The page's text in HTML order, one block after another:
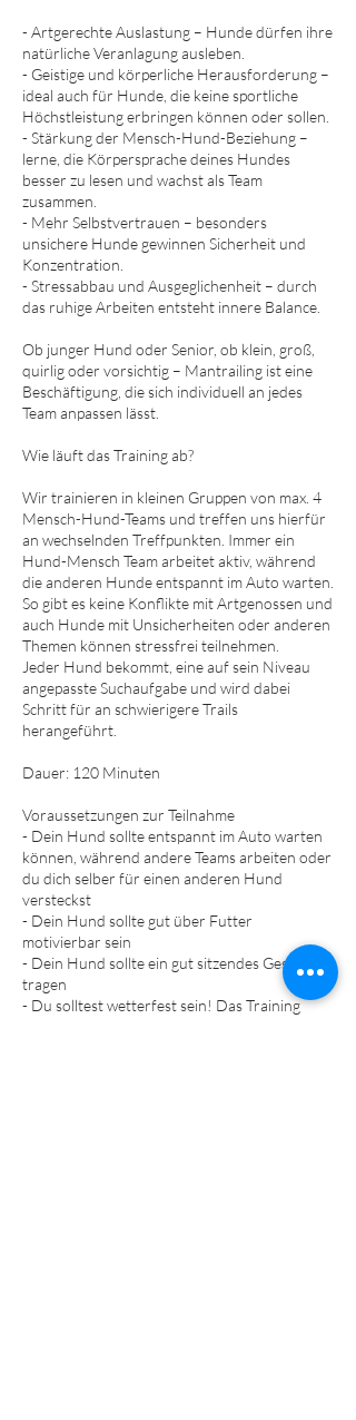
- Artgerechte Auslastung – Hunde dürfen ihre
natürliche Veranlagung ausleben.
- Geistige und körperliche Herausforderung –
ideal auch für Hunde, die keine sportliche
Höchstleistung erbringen können oder sollen.
- Stärkung der Mensch-Hund-Beziehung –
lerne, die Körpersprache deines Hundes
besser zu lesen und wachst als Team
zusammen.
- Mehr Selbstvertrauen – besonders
unsichere Hunde gewinnen Sicherheit und
Konzentration.
- Stressabbau und Ausgeglichenheit – durch
das ruhige Arbeiten entsteht innere Balance.
Ob junger Hund oder Senior, ob klein, groß,
quirlig oder vorsichtig – Mantrailing ist eine
Beschäftigung, die sich individuell an jedes
Team anpassen lässt.
Wie läuft das Training ab?
Wir trainieren in kleinen Gruppen von max. 4
Mensch-Hund-Teams und treffen uns hierfür
an wechselnden Treffpunkten. Immer ein
Hund-Mensch Team arbeitet aktiv, während
die anderen Hunde entspannt im Auto warten.
So gibt es keine Konflikte mit Artgenossen und
auch Hunde mit Unsicherheiten oder anderen
Themen können stressfrei teilnehmen.
Jeder Hund bekommt, eine auf sein Niveau
angepasste Suchaufgabe und wird dabei
Schritt für an schwierigere Trails
herangeführt.
Dauer: 120 Minuten
Voraussetzungen zur Teilnahme
- Dein Hund sollte entspannt im Auto warten
können, während andere Teams arbeiten oder
du dich selber für einen anderen Hund
versteckst
- Dein Hund sollte gut über Futter
motivierbar sein
- Dein Hund sollte ein gut sitzendes Geschirr
tragen
- Du solltest wetterfest sein! Das Training